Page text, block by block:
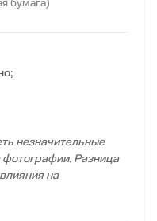
бумага)
незначительные
фотографии. Разница
на